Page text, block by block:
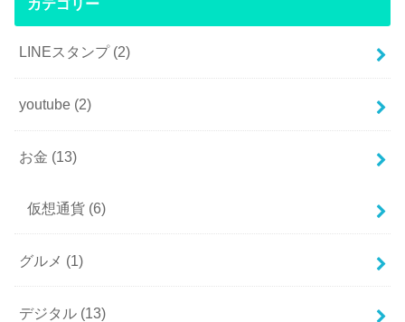
カテゴリー
LINEスタンプ (2)
youtube (2)
お金 (13)
仮想通貨 (6)
グルメ (1)
デジタル (13)